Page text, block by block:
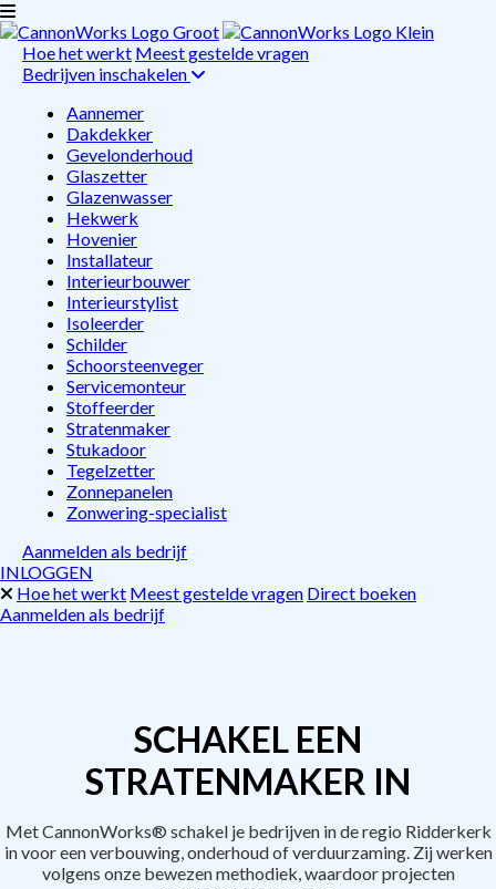
Hoe het werkt Meest gestelde vragen
Bedrijven inschakelen
Aannemer
Dakdekker
Gevelonderhoud
Glaszetter
Glazenwasser
Hekwerk
Hovenier
Installateur
Interieurbouwer
Interieurstylist
Isoleerder
Schilder
Schoorsteenveger
Servicemonteur
Stoffeerder
Stratenmaker
Stukadoor
Tegelzetter
Zonnepanelen
Zonwering-specialist
Aanmelden als bedrijf
INLOGGEN
Hoe het werkt Meest gestelde vragen Direct boeken
Aanmelden als bedrijf
SCHAKEL EEN
STRATENMAKER IN
Met CannonWorks® schakel je bedrijven in de regio Ridderkerk
in voor een verbouwing, onderhoud of verduurzaming. Zij werken
volgens onze bewezen methodiek, waardoor projecten